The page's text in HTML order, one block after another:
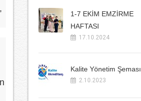
1-7 EKİM EMZİRME
HAFTASI
17.10.2024
Kalite Yönetim Şeması
2.10.2023